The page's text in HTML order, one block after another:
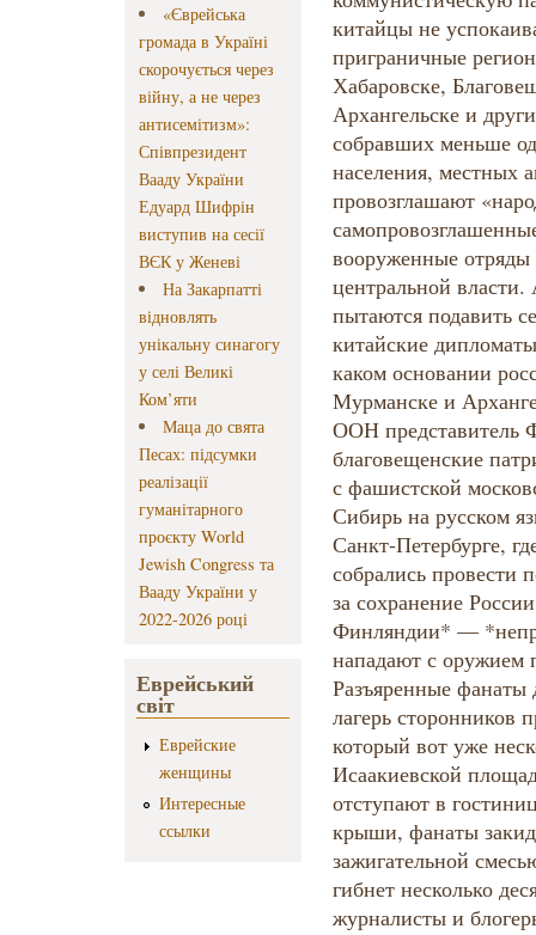
«Єврейська
громада в Україні
скорочується через
війну, а не через
антисемітизм»:
Співпрезидент
Вааду України
Едуард Шифрін
виступив на сесії
ВЄК у Женеві
На Закарпатті
відновлять
унікальну синагогу
у селі Великі
Ком’яти
Маца до свята
Песах: підсумки
реалізації
гуманітарного
проєкту World
Jewish Congress та
Вааду України у
2022-2026 році
Еврейський
світ
Еврейские
женщины
Интересные
ссылки